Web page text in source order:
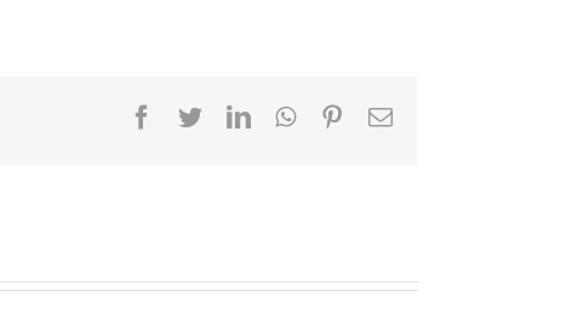
facebook
twitterlinkedinwhatsapppinterestEmail